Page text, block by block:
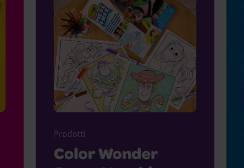
Prodotti
Color Wonder